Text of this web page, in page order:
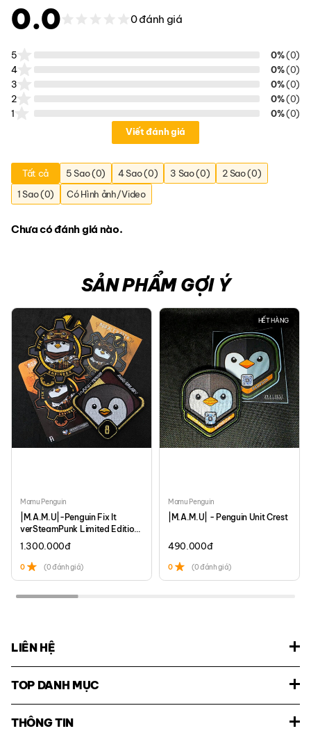
0.0 0 đánh giá
5 0%(0)
4
0%(0)
3
0%(0)
2
0%(0)
1
0%(0)
Viết đánh giá
Tất cả 5 Sao (0) 4 Sao (0) 3 Sao (0)
2 Sao (0)
1 Sao (0)
Có Hình ảnh/Video
Chưa có đánh giá nào.
SẢN PHẨM GỢI Ý
Mamu Penguin
|M.A.M.U|-Penguin Fix It
verSteamPunk Limited Edition
Set
1.300.000đ
0 (0 đánh giá)
HẾT HÀNG
Mamu Penguin
|M.A.M.U| - Penguin Unit Crest
490.000đ
0 (0 đánh giá)
LIÊN HỆ
TOP DANH MỤC
THÔNG TIN